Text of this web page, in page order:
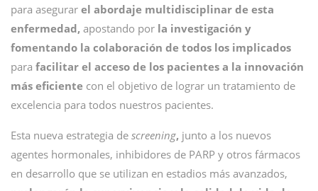
para asegurar el abordaje multidisciplinar de esta
enfermedad, apostando por la investigación y
fomentando la colaboración de todos los implicados
para facilitar el acceso de los pacientes a la innovación
más eficiente con el objetivo de lograr un tratamiento de
excelencia para todos nuestros pacientes.
Esta nueva estrategia de screening, junto a los nuevos
agentes hormonales, inhibidores de PARP y otros fármacos
en desarrollo que se utilizan en estadios más avanzados,